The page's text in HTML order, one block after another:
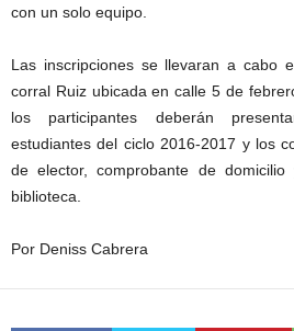
con un solo equipo.
Las inscripciones se llevaran a cabo
corral Ruiz ubicada en calle 5 de
los participantes deberán
estudiantes del ciclo 2016-2017 y los
de elector, comprobante de
biblioteca.
Por Deniss Cabrera